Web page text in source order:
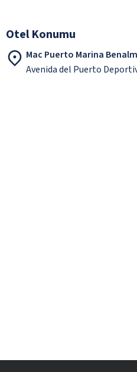
Otel Konumu
Mac Puerto Marina
Avenida del Puerto